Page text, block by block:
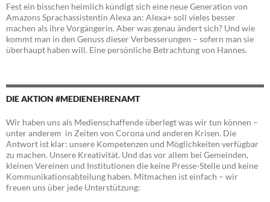
Fest ein bisschen heimlich kündigt sich eine neue Generation von
Amazons Sprachassistentin Alexa an: Alexa+ soll vieles besser
machen als ihre Vorgängerin. Aber was genau ändert sich? Und wie
kommt man in den Genuss dieser Verbesserungen – sofern man sie
überhaupt haben will. Eine persönliche Betrachtung von Hannes.
DIE AKTION #MEDIENEHRENAMT
Wir haben uns als Medienschaffende überlegt was wir tun können –
unter anderem in Zeiten von Corona und anderen Krisen. Die
Antwort ist klar: unsere Kompetenzen und Möglichkeiten verfügbar
zu machen. Unsere Kreativität. Und das vor allem bei Gemeinden,
kleinen Vereinen und Institutionen die keine Presse-Stelle und keine
Kommunikationsabteilung haben. Mitmachen ist einfach – wir
freuen uns über jede Unterstützung: